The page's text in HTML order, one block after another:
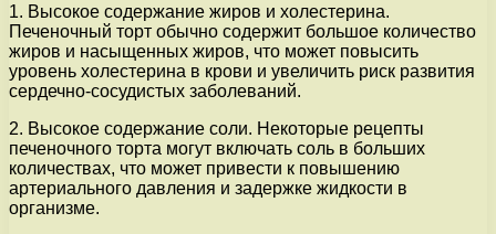
1. Высокое содержание жиров и холестерина.
Печеночный торт обычно содержит большое количество
жиров и насыщенных жиров, что может повысить
уровень холестерина в крови и увеличить риск развития
сердечно-сосудистых заболеваний.
2. Высокое содержание соли. Некоторые рецепты
печеночного торта могут включать соль в больших
количествах, что может привести к повышению
артериального давления и задержке жидкости в
организме.